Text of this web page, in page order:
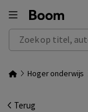
Zoek op titel,
Hoger onderwijs
Terug